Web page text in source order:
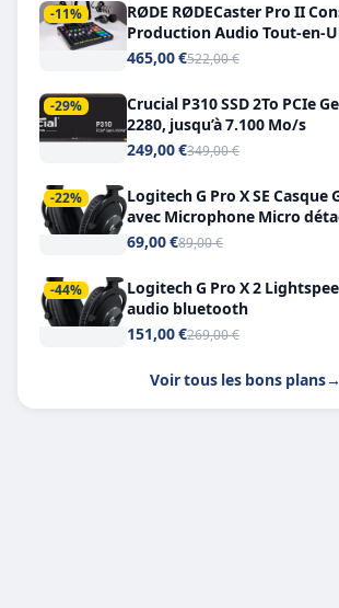
-11%
RØDE RØDECaster Pro II
Production Audio Tout-en-
Double USB-C
465,00 €522,00 €
-29%
Crucial P310 SSD 2To PCIe
2280, jusqu’à 7.100 Mo/s
249,00 €349,00 €
-22%
Logitech G Pro X SE Casque
avec Microphone Micro
Headphone X 7.1
69,00 €89,00 €
-44%
Logitech G Pro X 2
audio bluetooth
151,00 €269,00 €
Voir tous les bons plans→